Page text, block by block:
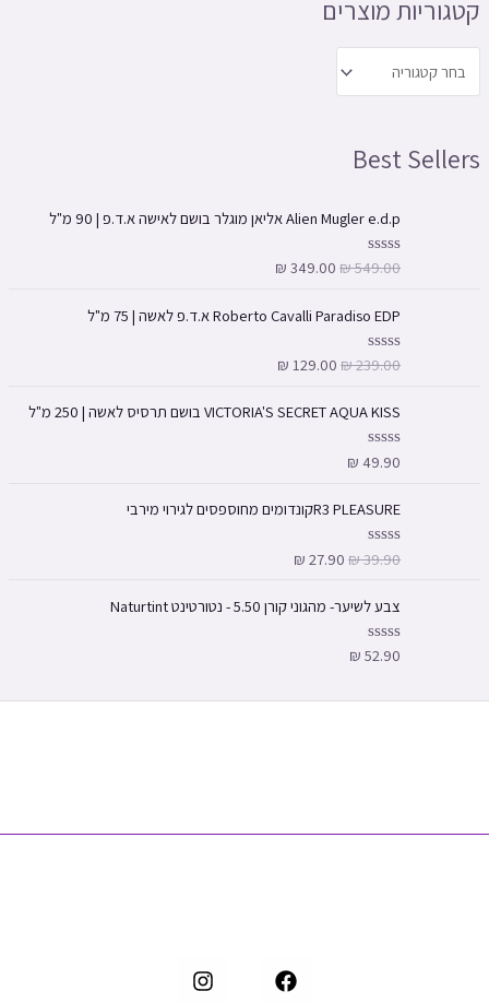
ל
י
קטגוריות מוצרים
Best Sellers
Alien Mugler e.d.p אליאן מוגלר בושם לאישה א.ד.פ | 90 מ"ל
ד
ג
מ
ת
ו
5
₪549.00
₪ 349.00
Roberto Cavalli Paradiso EDP א.ד.פ לאשה | 75 מ"ל
ד
ג
מ
ת
ו
5
₪239.00
₪ 129.00
VICTORIA'S SECRET AQUA KISS בושם תרסיס לאשה | 250 מ"ל
ד
ג
מ
ת
ו
₪ 49.90
R3 PLEASUREקונדומים מחוספסים לגירוי מירבי
ד
ג
מ
ת
ו
₪39.90
₪ 27.90
צבע לשיער- מהגוני קורן 5.50 - נטורטינט Naturtint
ד
ג
₪ 52.90